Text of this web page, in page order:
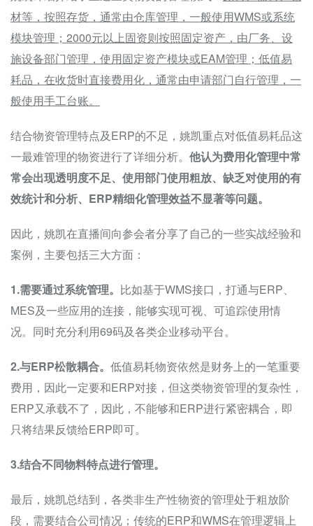
材等，按照存货，通常由仓库管理，一般使用WMS或系统
模块管理；2000元以上固资则按照固定资产，由厂务、设
施设备部门管理，使用固定资产模块或EAM管理；低值易
耗品，在收货时直接费用化，通常由申请部门自行管理，一
般使用手工台账。
结合物资管理特点及ERP的不足，姚凯重点对低值易耗品这
一最难管理的物资进行了详细分析。 他认为费用化管理中常
常会出现透明度不足、使用部门使用粗放、缺乏对使用的有
效统计和分析、ERP精细化管理效益不显著等问题。
因此，姚凯在直播间向参会者分享了自己的一些实战经验和
案例，主要包括三大方面：
1.需要通过系统管理。 比如基于WMS接口，打通与ERP、
MES及一些应用的连接，能够实现可视、可追踪使用情
况。同时充分利用69码及各类企业移动平台。
2.与ERP松散耦合。 低值易耗物资依然是财务上的一笔重要
费用，因此一定要和ERP对接，但这类物资管理的复杂性，
ERP又承载不了，因此，不能够和ERP进行紧密耦合，即
只将结果反馈给ERP即可。
3.结合不同物料特点进行管理。
最后，姚凯总结到，各类非生产性物资的管理处于粗放阶
段，需要结合公司情况；传统的ERP和WMS在管理逻辑上